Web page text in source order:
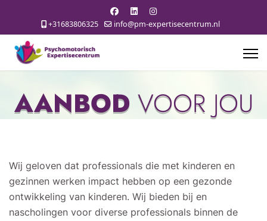
+31683806325 info@pm-expertisecentrum.nl
AANBOD VOOR JOU
Wij geloven dat professionals die met kinderen en
gezinnen werken impact hebben op een gezonde
ontwikkeling van kinderen. Wij bieden bij en
nascholingen voor diverse professionals binnen de